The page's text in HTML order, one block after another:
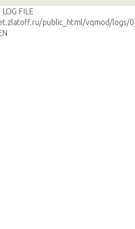
FILE
public_html/vqmod/logs/